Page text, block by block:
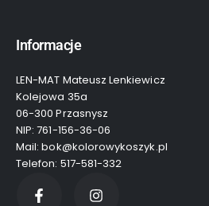
Informacje
LEN-MAT Mateusz Lenkiewicz
Kolejowa 35a
06-300 Przasnysz
NIP: 761-156-36-06
Mail: bok@kolorowykoszyk.pl
Telefon: 517-581-332